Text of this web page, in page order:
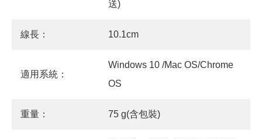
送)
線長： 10.1cm
適用系統：
Windows 10 /Mac OS/Chrome
OS
重量： 75 g(含包裝)